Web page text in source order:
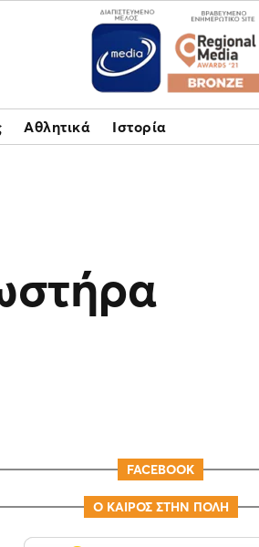
Αθλητικά Ιστορία
FACEBOOK
Ο ΚΑΙΡΟΣ ΣΤΗΝ ΠΟΛΗ